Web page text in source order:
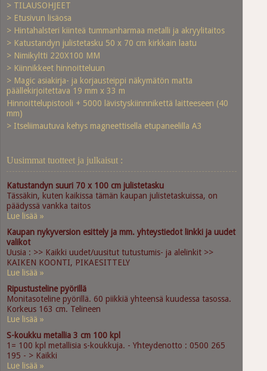
> TILAUSOHJEET
> Etusivun lisäosa
> Hintahalsteri kiinteä tummanharmaa metalli ja akryylitaitos
> Katustandyn julistetasku 50 x 70 cm kirkkain laatu
> Nimikyltti 220X100 MM
> Kiinnikkeet hinnoitteluun
> Magic asiakirja- ja korjausteippi näkymätön matta
päällekirjoitettava 19 mm x 33 m
Hinnoittelupistooli + 5000 lävistyskiinnnikettä laitteeseen (40
mm)
> Itseliimautuva kehys magneettisella etupaneelilla A3
Uusimmat tuotteet ja julkaisut :
Katustandyn suuri 70 x 100 cm julistetasku
Tässäkin, kuten kaikissa tämän kaupan julistetaskuissa, on
päädyssä vankka taitos
Lue lisää »
Kaupan nykyversion esittely ja mm. yhteystiedot linkki ja uudet
valikot
Uusia : >> Kaikki uudet/uusitut tutustumis- ja alelinkit >>
KAIKEN KOONTI, PIKAESITTELY
Lue lisää »
Ripustusteline pyörillä
Monitasoteline pyörillä. 60 piikkiä yhteensä kuudessa tasossa.
Korkeus 163 cm. Telineen
Lue lisää »
S-koukku metallia 3 cm 100 kpl
1= 100 kpl metallisia s-koukkuja. - Yhteydenotto : 0500 265
195 - > Kaikki
Lue lisää »